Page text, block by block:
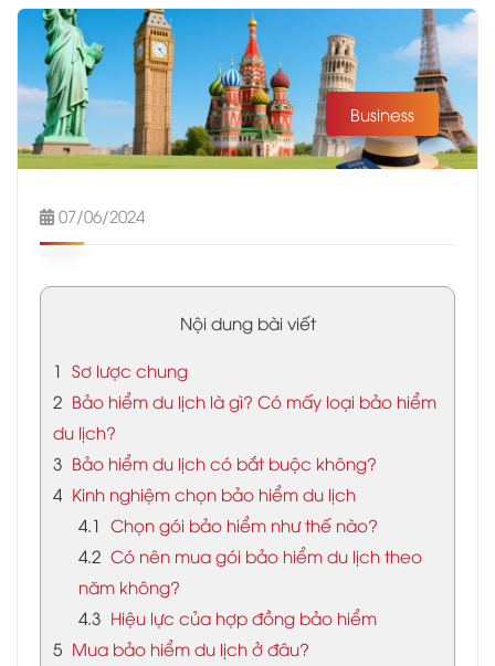
Business
07/06/2024
Nội dung bài viết
1 Sơ lược chung
2 Bảo hiểm du lịch là gì? Có mấy loại bảo hiểm
du lịch?
3 Bảo hiểm du lịch có bắt buộc không?
4 Kinh nghiệm chọn bảo hiểm du lịch
4.1 Chọn gói bảo hiểm như thế nào?
4.2 Có nên mua gói bảo hiểm du lịch theo
năm không?
4.3 Hiệu lực của hợp đồng bảo hiểm
5 Mua bảo hiểm du lịch ở đâu?